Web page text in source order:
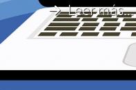
Leer más...